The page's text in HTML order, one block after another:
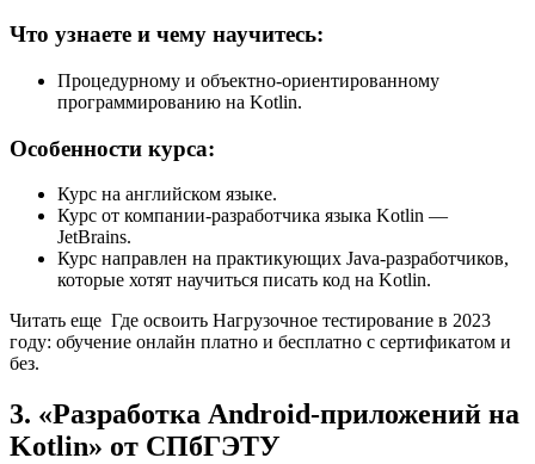
Что узнаете и чему научитесь:
Процедурному и объектно-ориентированному
программированию на Kotlin.
Особенности курса:
Курс на английском языке.
Курс от компании-разработчика языка Kotlin —
JetBrains.
Курс направлен на практикующих Java-разработчиков,
которые хотят научиться писать код на Kotlin.
Читать еще Где освоить Нагрузочное тестирование в 2023
году: обучение онлайн платно и бесплатно с сертификатом и
без.
3. «Разработка Android-приложений на
Kotlin» от СПбГЭТУ